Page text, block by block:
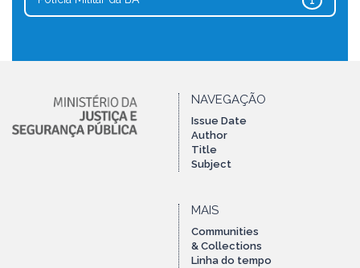
NAVEGAÇÃO
Issue Date
Author
Title
Subject
MAIS
Communities
& Collections
Linha do tempo